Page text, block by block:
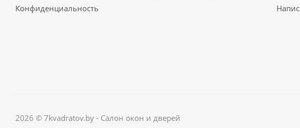
Конфиденциальность
2026 © 7kvadratov.by - Салон окон и дверей